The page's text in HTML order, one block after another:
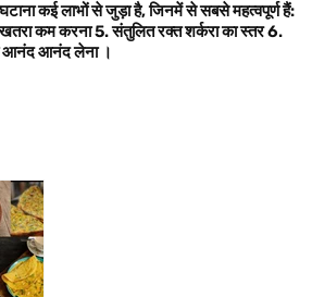
कई लाभों से जुड़ा है,जिनमें से सबसे महत्वपूर्ण हैं:
कम करना 5.संतुलित रक्त शर्करा का स्तर6.
आनंदआनंद लेना ।